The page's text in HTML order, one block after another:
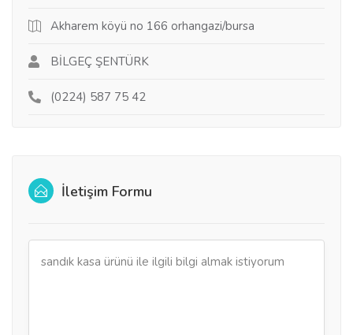
Akharem köyü no 166 orhangazi/bursa
BİLGEÇ ŞENTÜRK
(0224) 587 75 42
İletişim Formu